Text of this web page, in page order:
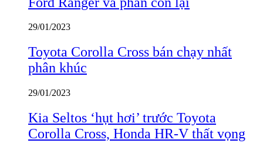
29/01/2023
Toyota Corolla Cross bán chạy nhất
phân khúc
29/01/2023
Kia Seltos ‘hụt hơi’ trước Toyota
Corolla Cross, Honda HR-V thất vọng